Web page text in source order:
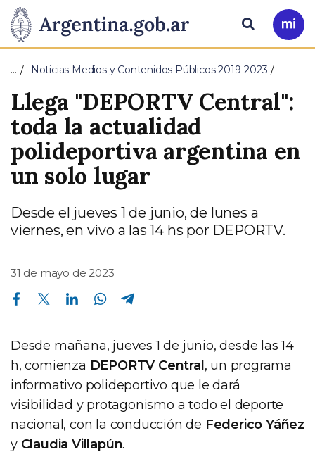
Presidencia
de
la
Nación
Pasar al contenido principal
Ir
a
Buscar
… Noticias Medios y Contenidos Públicos 2019-2023
Llega "DEPORTV Central":
toda la actualidad
polideportiva argentina en
un solo lugar
Desde el jueves 1 de junio, de lunes a
viernes, en vivo a las 14 hs por DEPORTV.
31 de mayo de 2023
Compartir en Facebook Compartir en Twitter Compartir en Linkedin Compartir en Whatsapp
Desde mañana, jueves 1 de junio, desde las 14
h, comienza DEPORTV Central , un programa
informativo polideportivo que le dará
visibilidad y protagonismo a todo el deporte
nacional, con la conducción de Federico Yáñez
y Claudia Villapún.